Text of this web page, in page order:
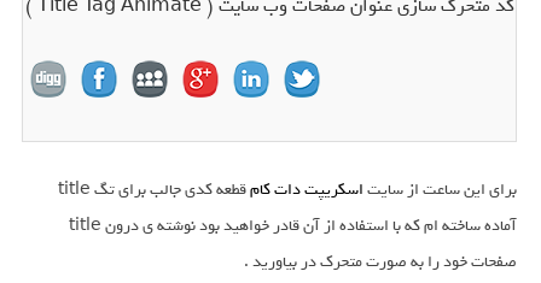
کد متحرک سازی عنوان صفحات وب سایت ( Title Tag Animate )
برای این ساعت از سایتاسکریپت دات کام
قطعه کدی جالب برای تگ title
آماده ساخته ام که با استفاده از آن قادر خواهید بود نوشته ی درون title
صفحات خود را به صورت متحرک در بیاورید .